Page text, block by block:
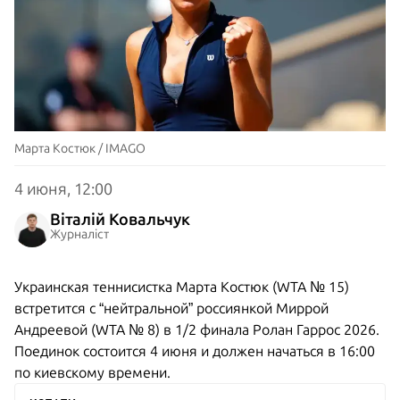
Марта Костюк / IMAGO
4 июня, 12:00
Віталій Ковальчук
Журналіст
Украинская теннисистка Марта Костюк (WTA № 15)
встретится с “нейтральной” россиянкой Миррой
Андреевой (WTA № 8) в 1/2 финала Ролан Гаррос 2026.
Поединок состоится 4 июня и должен начаться в 16:00
по киевскому времени.